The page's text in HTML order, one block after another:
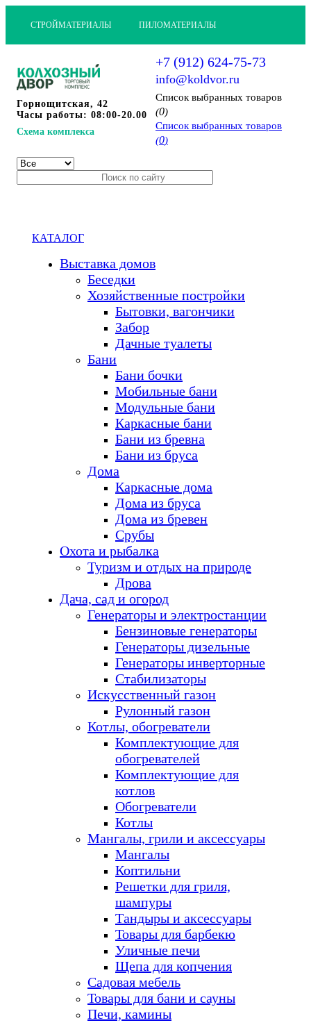
СТРОЙМАТЕРИАЛЫ ПИЛОМАТЕРИАЛЫ
Горнощитская, 42
Часы работы: 08:00-20.00
Схема комплекса
+7 (912) 624-75-73
info@koldvor.ru
Cписок выбранных товаров
(0)
Cписок выбранных товаров
(0)
КАТАЛОГ
Выставка домов
Беседки
Хозяйственные постройки
Бытовки, вагончики
Забор
Дачные туалеты
Бани
Бани бочки
Мобильные бани
Модульные бани
Каркасные бани
Бани из бревна
Бани из бруса
Дома
Каркасные дома
Дома из бруса
Дома из бревен
Срубы
Охота и рыбалка
Туризм и отдых на природе
Дрова
Дача, сад и огород
Генераторы и электростанции
Бензиновые генераторы
Генераторы дизельные
Генераторы инверторные
Стабилизаторы
Искусственный газон
Рулонный газон
Котлы, обогреватели
Комплектующие для
обогревателей
Комплектующие для
котлов
Обогреватели
Котлы
Мангалы, грили и аксессуары
Мангалы
Коптильни
Решетки для гриля,
шампуры
Тандыры и аксессуары
Товары для барбекю
Уличные печи
Щепа для копчения
Садовая мебель
Товары для бани и сауны
Печи, камины